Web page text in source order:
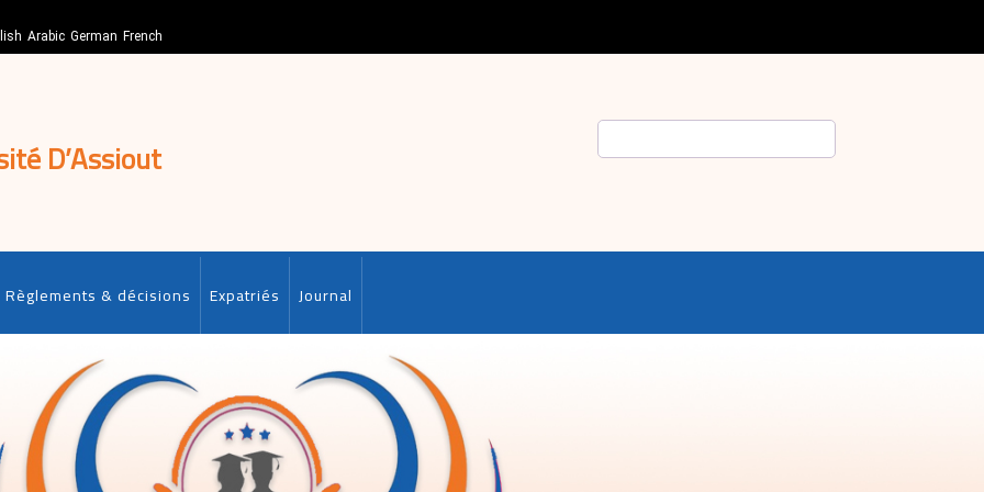
Arabic German French
D’Assiout
Règlements & décisions Expatriés Journal